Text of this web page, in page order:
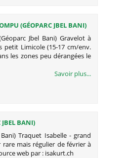
(GÉOPARC JBEL BANI)
Jbel Bani) Gravelot à
petit Limicole (15-17 cm/env.
les zones peu dérangées le
Savoir plus...
JBEL BANI)
Traquet Isabelle - grand
mais régulier de février à
web par : isakurt.ch